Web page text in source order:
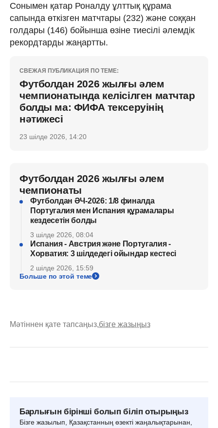
Сонымен қатар Роналду ұлттық құрама
сапында өткізген матчтары (232) және соққан
голдары (146) бойынша өзіне тиесілі әлемдік
рекордтарды жаңартты.
СВЕЖАЯ ПУБЛИКАЦИЯ ПО ТЕМЕ:
Футболдан 2026 жылғы әлем
чемпионатында келісілген матчтар
болды ма: ФИФА тексеруінің
нәтижесі
23 шілде 2026, 14:20
Футболдан 2026 жылғы әлем
чемпионаты
Футболдан ӘЧ-2026: 1/8 финалда
Португалия мен Испания құрамалары
кездесетін болды
3 шілде 2026, 08:04
Испания - Австрия және Португалия -
Хорватия: 3 шілдедегі ойындар кестесі
2 шілде 2026, 15:59
Больше по этой теме
Мәтіннен қате тапсаңыз,бізге жазыңыз
Барлығын бірінші болып біліп отырыңыз
Бізге жазылып, Қазақстанның өзекті жаңалықтарынан,